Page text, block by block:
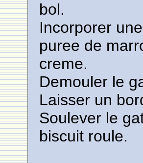
bol.
Incorporer
puree de
creme.
Demouler le
Laisser un
Soulever le
biscuit roule.